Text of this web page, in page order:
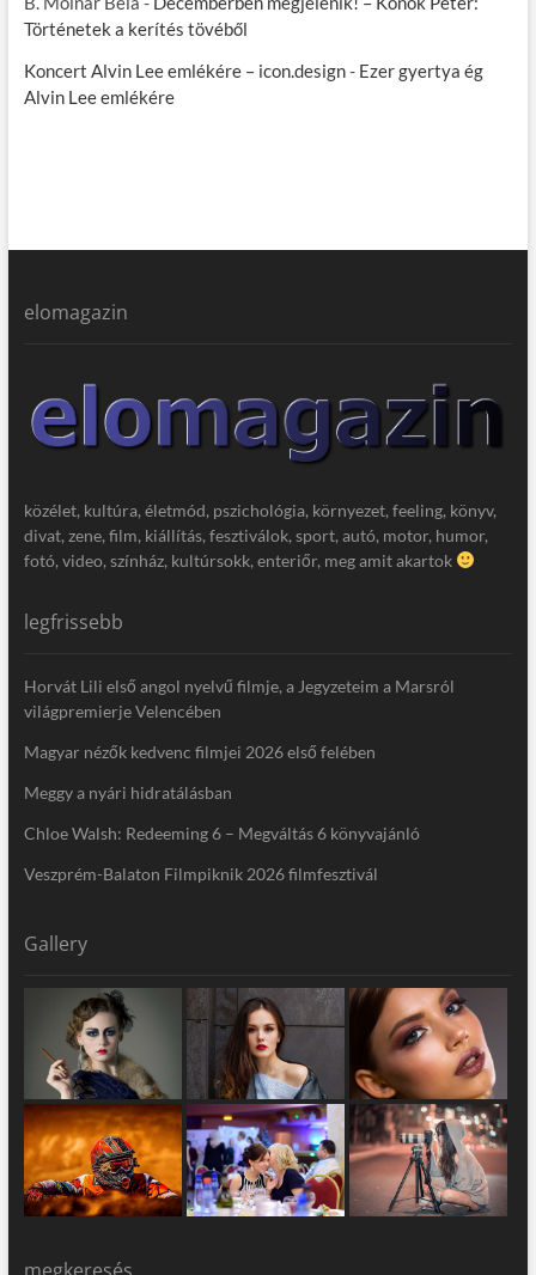
Történetek a kerítés tövéből
Koncert Alvin Lee emlékére – icon.design- Ezer gyertya ég
Alvin Lee emlékére
elomagazin
közélet, kultúra, életmód, pszichológia, környezet, feeling, könyv,
divat, zene, film, kiállítás, fesztiválok, sport, autó, motor, humor,
fotó, video, színház, kultúrsokk, enteriőr, meg amit akartok
legfrissebb
Horvát Lili első angol nyelvű filmje, a Jegyzeteim a Marsról
világpremierje Velencében
Magyar nézők kedvenc filmjei 2026 első felében
Meggy a nyári hidratálásban
Chloe Walsh: Redeeming 6 – Megváltás 6 könyvajánló
Veszprém-Balaton Filmpiknik 2026 filmfesztivál
Gallery
megkeresés